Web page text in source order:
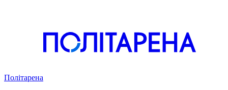
Політарена